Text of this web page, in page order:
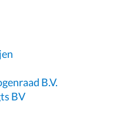
B.V.
BV